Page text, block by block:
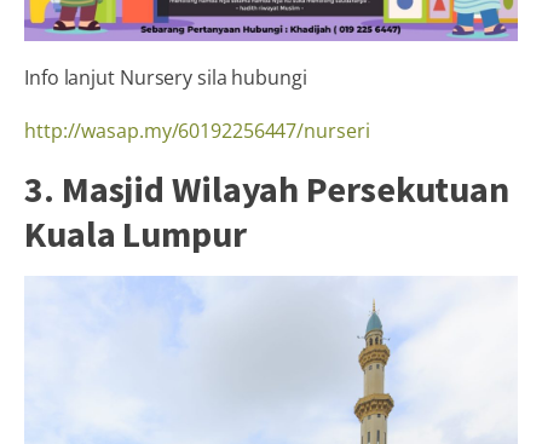
Info lanjut Nursery sila hubungi
http://wasap.my/60192256447/nurseri
3. Masjid Wilayah Persekutuan
Kuala Lumpur